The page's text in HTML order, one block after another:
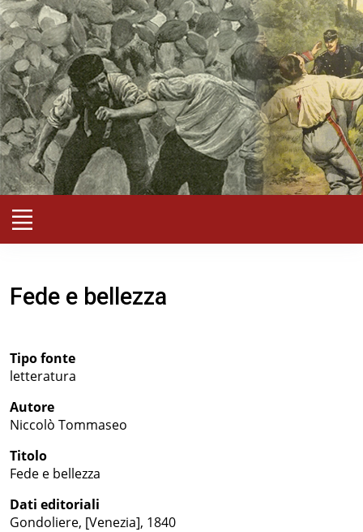
Fede e bellezza
Tipo fonte
letteratura
Autore
Niccolò Tommaseo
Titolo
Fede e bellezza
Dati editoriali
Gondoliere, [Venezia], 1840